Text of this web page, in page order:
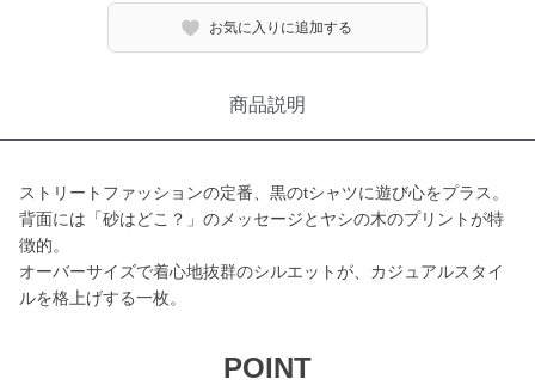
お気に入りに追加する
商品説明
ストリートファッションの定番、黒のtシャツに遊び心をプラス。
背面には「砂はどこ？」のメッセージとヤシの木のプリントが特
徴的。
オーバーサイズで着心地抜群のシルエットが、カジュアルスタイ
ルを格上げする一枚。
POINT